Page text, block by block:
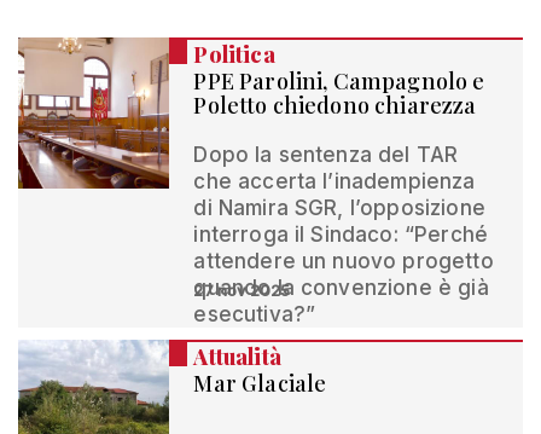
Politica
PPE Parolini, Campagnolo e
Poletto chiedono chiarezza
Dopo la sentenza del TAR
che accerta l’inadempienza
di Namira SGR, l’opposizione
interroga il Sindaco: “Perché
attendere un nuovo progetto
quando la convenzione è già
esecutiva?”
27 nov 2025
Attualità
Mar Glaciale